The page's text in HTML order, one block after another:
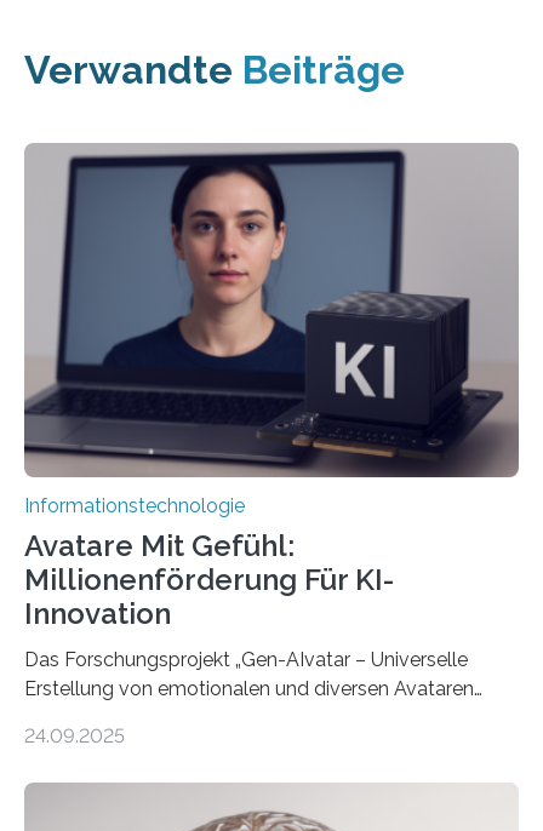
Verwandte Beiträge
Informationstechnologie
Avatare Mit Gefühl:
Millionenförderung Für KI-
Innovation
Das Forschungsprojekt „Gen-AIvatar – Universelle
Erstellung von emotionalen und diversen Avataren
Förderung in Höhe von rund 2 Millionen Euro. Dabei
24.09.2025